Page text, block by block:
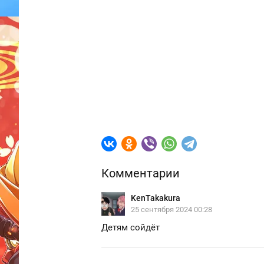
Комментарии
KenTakakura
25 сентября 2024 00:28
Детям сойдёт